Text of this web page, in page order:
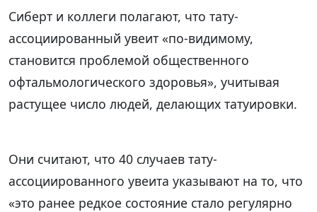
Сиберт и коллеги полагают, что тату-
ассоциированный увеит «по-видимому,
становится проблемой общественного
офтальмологического здоровья», учитывая
растущее число людей, делающих татуировки.
Они считают, что 40 случаев тату-
ассоциированного увеита указывают на то, что
«это ранее редкое состояние стало регулярно